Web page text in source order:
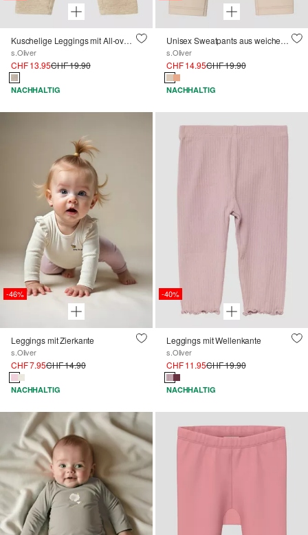
Kuschelige Leggings mit All-over-Print
s.Oliver
CHF 13.95CHF 19.90
NACHHALTIG
Unisex Sweatpants aus weichem Baumwollmix mit Elastikbund
s.Oliver
CHF 14.95CHF 19.90
NACHHALTIG
-46%
Leggings mit Zierkante
s.Oliver
CHF 7.95CHF 14.90
NACHHALTIG
-40%
Leggings mit Wellenkante
s.Oliver
CHF 11.95CHF 19.90
NACHHALTIG